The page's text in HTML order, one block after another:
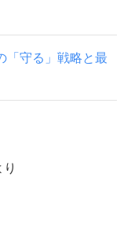
「守る」戦略と最